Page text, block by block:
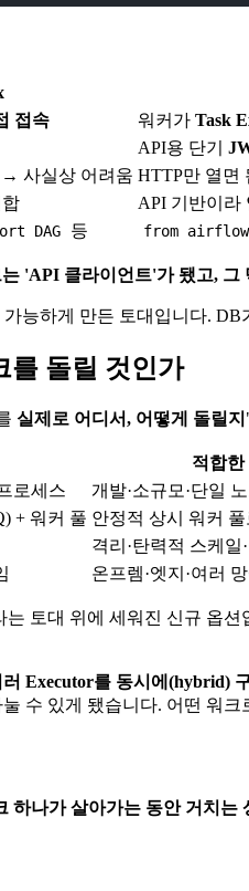
접속 워커가 Task
API용 단기
사실상 어려움 HTTP만 열면
API 기반이라
DAG 등 from
'API 클라이언트'가 됐고,
가능하게 만든 토대입니다.
를 돌릴 것인가
실제로 어디서, 어떻게 돌릴지
적합한
로세스 개발·소규모·단일
+ 워커 풀 안정적 상시 워커
격리·탄력적 스케일
온프렘·엣지·여러
는 토대 위에 세워진 신규 옵
러 Executor를 동시에(hybrid)
수 있게 됐습니다. 어떤 워크
하나가 살아가는 동안 거치는